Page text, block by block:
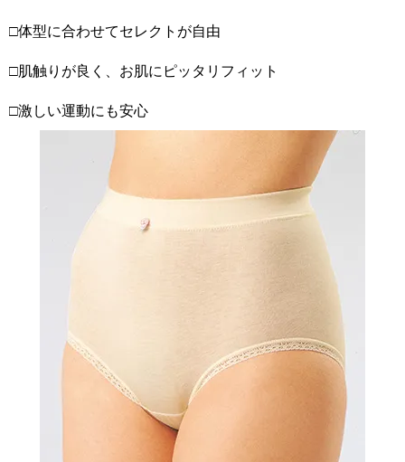
□体型に合わせてセレクトが自由
□肌触りが良く、お肌にピッタリフィット
□激しい運動にも安心